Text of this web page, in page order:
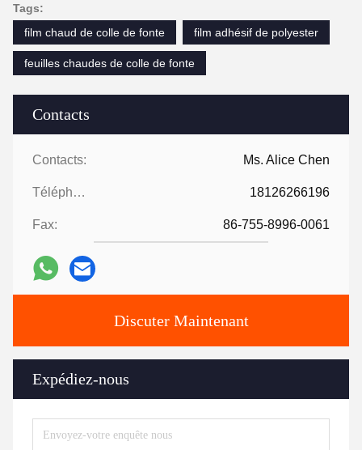
Contacts
Contacts: Ms. Alice Chen
Téléphone: 18126266196
Fax: 86-755-8996-0061
Discuter Maintenant
Expédiez-nous
Tags:
film chaud de colle de fonte
film adhésif de polyester
feuilles chaudes de colle de fonte